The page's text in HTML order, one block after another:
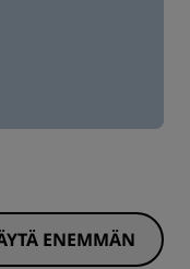
ENEMMÄN